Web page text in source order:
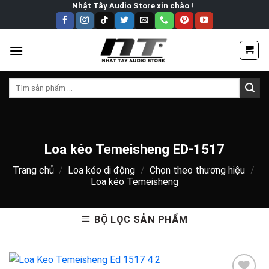
Nhật Tây Audio Store xin chào !
Tìm
Loa kéo Temeisheng ED-1517
Trang chủ / Loa kéo di động / Chọn theo thương hiệu /
Loa kéo Temeisheng
BỘ LỌC SẢN PHẨM